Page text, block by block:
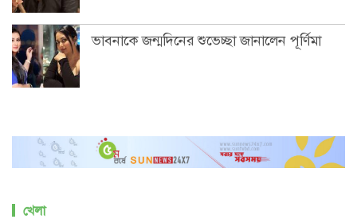
ভাবনাকে জন্মদিনের শুভেচ্ছা জানালেন পূর্ণিমা
খেলা